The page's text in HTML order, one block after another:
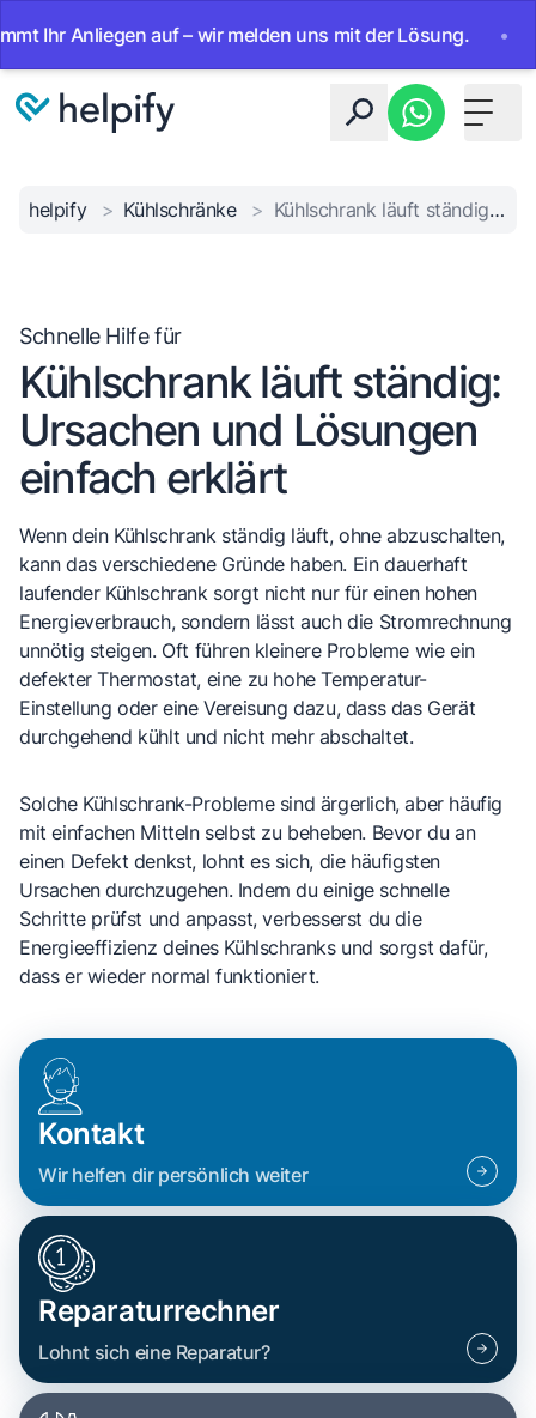
auf – wir melden uns mit der Lösung. • Ab
Toggle
helpify > Kühlschränke > Kühlschrank läuft ständig: Ursachen und Lösungen einfach erklärt
Schnelle Hilfe für
Kühlschrank läuft ständig:
Ursachen und Lösungen
einfach erklärt
Wenn dein Kühlschrank ständig läuft, ohne abzuschalten,
kann das verschiedene Gründe haben. Ein dauerhaft
laufender Kühlschrank sorgt nicht nur für einen hohen
Energieverbrauch, sondern lässt auch die Stromrechnung
unnötig steigen. Oft führen kleinere Probleme wie ein
defekter Thermostat, eine zu hohe Temperatur-
Einstellung oder eine Vereisung dazu, dass das Gerät
durchgehend kühlt und nicht mehr abschaltet.
Solche Kühlschrank-Probleme sind ärgerlich, aber häufig
mit einfachen Mitteln selbst zu beheben. Bevor du an
einen Defekt denkst, lohnt es sich, die häufigsten
Ursachen durchzugehen. Indem du einige schnelle
Schritte prüfst und anpasst, verbesserst du die
Energieeffizienz deines Kühlschranks und sorgst dafür,
dass er wieder normal funktioniert.
Kontakt
Wir helfen dir persönlich weiter
Reparaturrechner
Lohnt sich eine Reparatur?